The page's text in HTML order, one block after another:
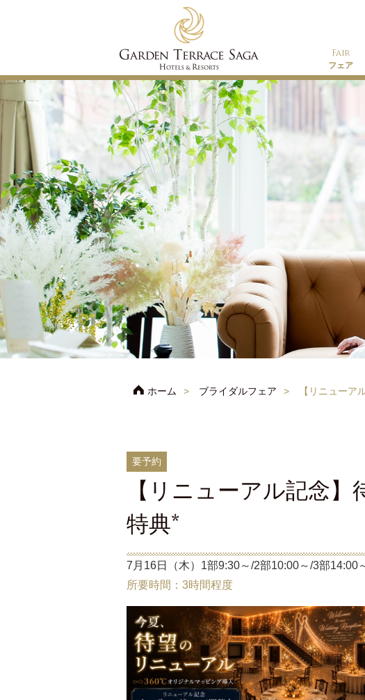
Fair
フェア
ホーム ブライダルフェア 【リニュー
要予約
【リニューアル記念
特典*
7月16日（木）1部9:30～/2部10:00～/3部14:00
所要時間：3時間程度